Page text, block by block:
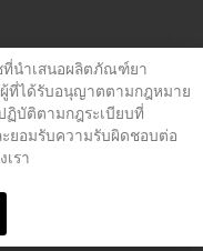
ที่นำเสนอผลิตภัณฑ์ยา
ที่ได้รับอนุญาตตามกฎหมาย
ฏิบัติตามกฎระเบียบที่
ยอมรับความรับผิดชอบต่อ
รา